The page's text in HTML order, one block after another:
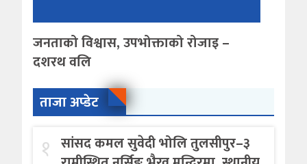
जनताको विश्वास, उपभोक्ताको रोजाइ –
दशरथ वलि
ताजा अप्डेट
१ सांसद कमल सुवेदी भोलि तुलसीपुर–३